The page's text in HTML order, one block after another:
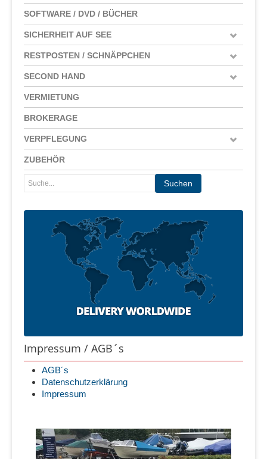
SOFTWARE / DVD / BÜCHER
SICHERHEIT AUF SEE
RESTPOSTEN / SCHNÄPPCHEN
SECOND HAND
VERMIETUNG
BROKERAGE
VERPFLEGUNG
ZUBEHÖR
Impressum / AGB´s
AGB´s
Datenschutzerklärung
Impressum